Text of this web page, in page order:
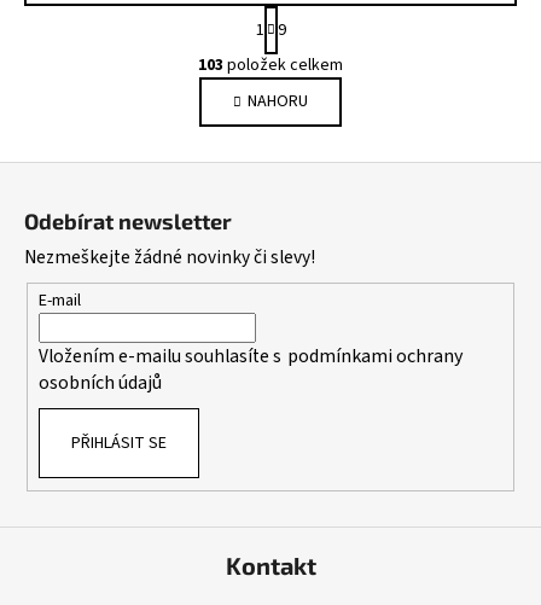
O
v
l
á
d
p
r
k
y
u
S
t
r
á
n
k
1 9
103 položek celkem
NAHORU
Odebírat newsletter
Nezmeškejte žádné novinky či slevy!
E-mail
Vložením e-mailu souhlasíte s podmínkami ochrany
osobních údajů
PŘIHLÁSIT SE
Kontakt